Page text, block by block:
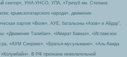
сектор», УНА-УНСО, УПА, «Тризуб им. Степана
крымскотатарского народа», движение
партия «Воля», АУЕ, батальоны «Азов» и Айдар″.
«Движение Талибан», «Имарат Кавказ», «Исламское
«АУМ Синрике», «Братья-мусульмане», «Аль-Каида
В РФ признана нежелательной